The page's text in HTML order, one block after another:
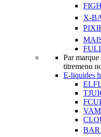
X-
Par marque
titremenu
E-liquides
BAR